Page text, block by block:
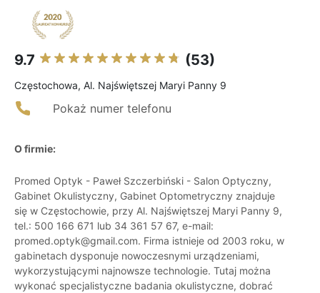
9.7 (53)
Częstochowa, Al. Najświętszej Maryi Panny 9
Pokaż numer telefonu
O firmie:
Promed Optyk - Paweł Szczerbiński - Salon Optyczny,
Gabinet Okulistyczny, Gabinet Optometryczny znajduje
się w Częstochowie, przy Al. Najświętszej Maryi Panny 9,
tel.: 500 166 671 lub 34 361 57 67, e-mail:
promed.optyk@gmail.com. Firma istnieje od 2003 roku, w
gabinetach dysponuje nowoczesnymi urządzeniami,
wykorzystującymi najnowsze technologie. Tutaj można
wykonać specjalistyczne badania okulistyczne, dobrać